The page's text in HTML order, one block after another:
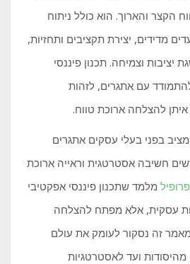
ארוכות
הקצר והארוך. הוא כולל ניתוח
מדידים, יצירת תקציבים ותחזיות,
יציבות וצמיחה. תכנון פיננסי
עם אתגרים, לזהות
איתן להצלחה ארוכת טווח.
בפני בעלי עסקים אתגרים
חשיבה אסטרטגית וראייה ארוכת
מלמד שתכנון פיננסי אפקטיבי
עסקית, אלא מפתח להצלחה
זה נסקור לעומק את עולם
מהיסודות ועד לאסטרטגיות